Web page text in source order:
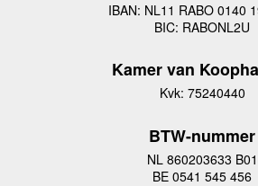
IBAN: NL11 RABO 0140
BIC: RABONL2U
Kamer van
Kvk: 75240440
BTW-nummer
NL 860203633 B01
BE 0541 545 456